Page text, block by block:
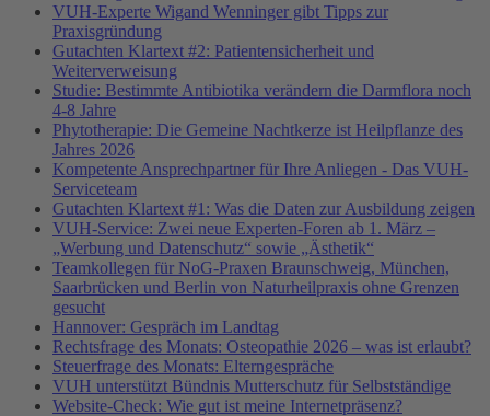
VUH-Experte Wigand Wenninger gibt Tipps zur
Praxisgründung
Gutachten Klartext #2: Patientensicherheit und
Weiterverweisung
Studie: Bestimmte Antibiotika verändern die Darmflora noch
4-8 Jahre
Phytotherapie: Die Gemeine Nachtkerze ist Heilpflanze des
Jahres 2026
Kompetente Ansprechpartner für Ihre Anliegen - Das VUH-
Serviceteam
Gutachten Klartext #1: Was die Daten zur Ausbildung zeigen
VUH-Service: Zwei neue Experten-Foren ab 1. März –
„Werbung und Datenschutz“ sowie „Ästhetik“
Teamkollegen für NoG-Praxen Braunschweig, München,
Saarbrücken und Berlin von Naturheilpraxis ohne Grenzen
gesucht
Hannover: Gespräch im Landtag
Rechtsfrage des Monats: Osteopathie 2026 – was ist erlaubt?
Steuerfrage des Monats: Elterngespräche
VUH unterstützt Bündnis Mutterschutz für Selbstständige
Website-Check: Wie gut ist meine Internetpräsenz?